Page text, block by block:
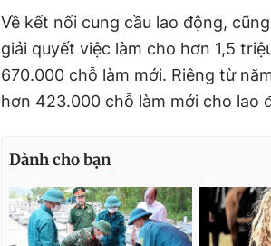
Về kết nối cung cầu lao động,
giải quyết việc làm cho hơn 1,5
670.000 chỗ làm mới. Riêng từ
hơn 423.000 chỗ làm mới cho lao